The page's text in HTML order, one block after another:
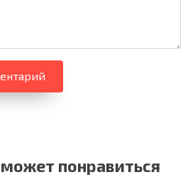
понравиться